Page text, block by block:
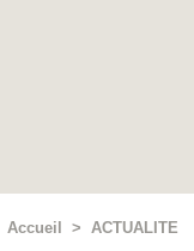
Accueil > ACTUALITE